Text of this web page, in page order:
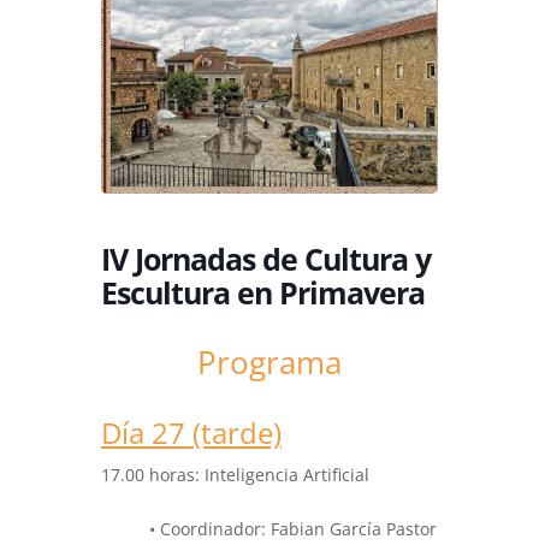
IV Jornadas de Cultura y
Escultura en Primavera
Programa
Día 27 (tarde)
17.00 horas: Inteligencia Artificial
• Coordinador: Fabian García Pastor